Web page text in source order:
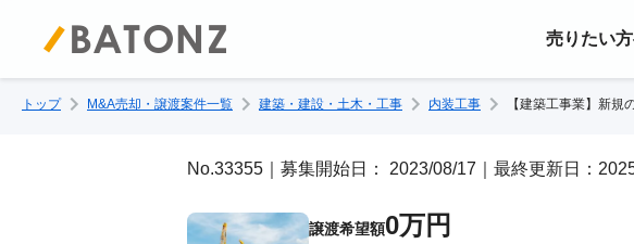
売りたい
トップ M&A売却・譲渡案件一覧 建築・建設・土木・工事 内装工事 【建築工事業】新
No.33355｜募集開始日： 2023/08/17｜最終更新日：
譲渡希望額0万円